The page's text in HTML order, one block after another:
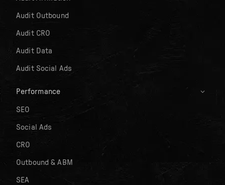
Audit Outbound
Audit CRO
Audit Data
Audit Social Ads
Performance
SEO
Social Ads
CRO
Outbound & ABM
SEA